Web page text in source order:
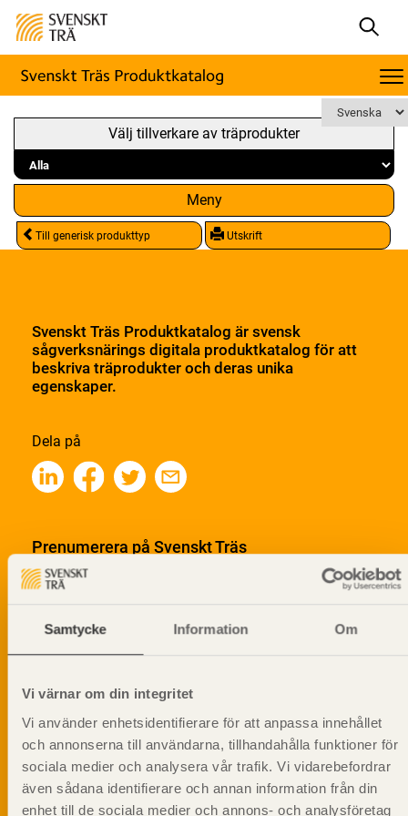
Samtycke Information Om
Vi värnar om din integritet
Vi använder enhetsidentifierare för att anpassa innehållet
och annonserna till användarna, tillhandahålla funktioner för
sociala medier och analysera vår trafik. Vi vidarebefordrar
även sådana identifierare och annan information från din
enhet till de sociala medier och annons- och analysföretag
Välj tillverkare av träprodukter
Meny
Till generisk produkttyp Utskrift
Svenskt Träs Produktkatalog är svensk
sågverksnärings digitala produktkatalog för att
beskriva träprodukter och deras unika
egenskaper.
Dela på
Prenumerera på Svenskt Träs
informationsutskick!